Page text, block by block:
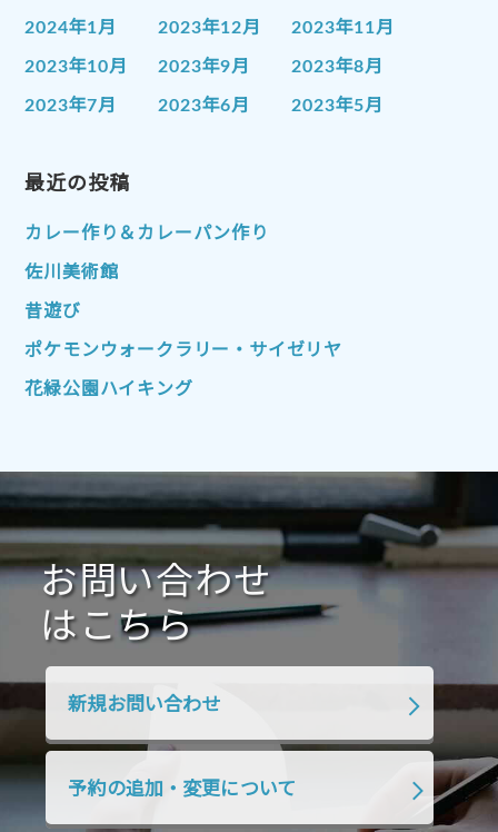
2024年1月 2023年12月 2023年11月
2023年10月 2023年9月 2023年8月
2023年7月 2023年6月 2023年5月
2023年1月
2022年10月 2022年9月
2022年7月
2022年4月
2022年1月 2021年12月 2021年11月
2021年10月 2021年9月
2021年1月 2020年12月 2020年11月
2020年10月 2020年9月 2020年8月
2020年7月 2020年6月 2020年5月
2020年4月 2020年3月 2020年2月
2019年10月 2019年9月
2019年4月
最近の投稿
カレー作り＆カレーパン作り
佐川美術館
昔遊び
ポケモンウォークラリー・サイゼリヤ
花緑公園ハイキング
お問い合わせ
はこちら
新規お問い合わせ
予約の追加・変更について